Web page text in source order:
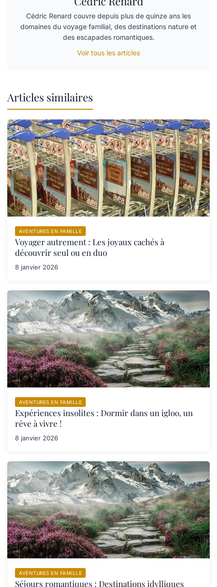
Cédric Renard couvre depuis plus de quinze ans les
domaines du voyage familial, des destinations nature et
des escapades romantiques.
Voir tous les articles
Articles similaires
AVENTURES EN FAMILLE
Voyager autrement : Les joyaux cachés à
découvrir seul ou en duo
8 janvier 2026
AVENTURES EN FAMILLE
Expériences insolites : Dormir dans un igloo, un
rêve à vivre !
8 janvier 2026
AVENTURES EN FAMILLE
Séjours romantiques : Destinations idylliques